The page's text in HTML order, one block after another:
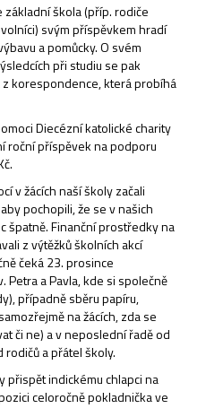
základní škola (příp. rodiče
svým příspěvkem hradí
a pomůcky. O svém
při studiu se pak
korespondence, která probíhá
Diecézní katolické charity
roční příspěvek na podporu
v žácích naší školy začali
pochopili, že se v našich
špatně. Finanční prostředky na
z výtěžků školních akcí
čeká 23. prosince
a Pavla, kde si společně
případně sběru papíru,
na žácích, zda se
či ne) a v neposlední řadě od
a přátel školy.
přispět indickému chlapci na
celoročně pokladnička ve